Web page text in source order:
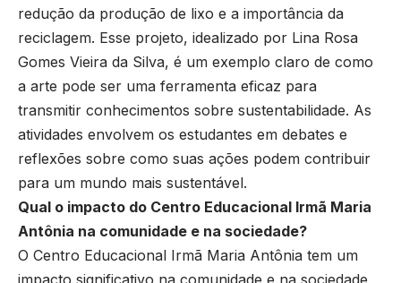
redução da produção de lixo e a importância da
reciclagem. Esse projeto, idealizado por Lina Rosa
Gomes Vieira da Silva, é um exemplo claro de como
a arte pode ser uma ferramenta eficaz para
transmitir conhecimentos sobre sustentabilidade. As
atividades envolvem os estudantes em debates e
reflexões sobre como suas ações podem contribuir
para um mundo mais sustentável.
Qual o impacto do Centro Educacional Irmã Maria
Antônia na comunidade e na sociedade?
O Centro Educacional Irmã Maria Antônia tem um